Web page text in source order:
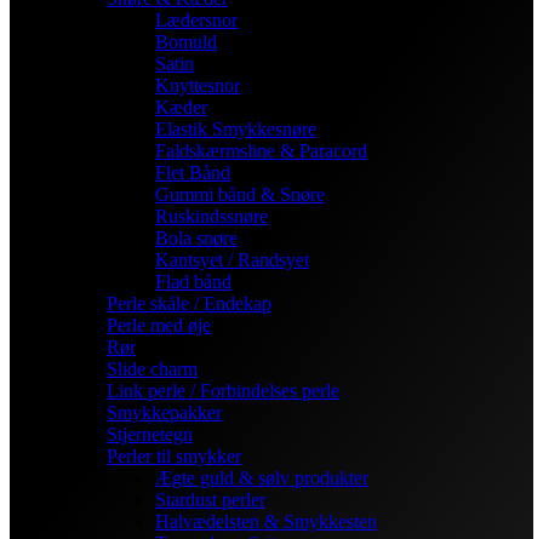
Lædersnor
Bomuld
Satin
Knyttesnor
Kæder
Elastik Smykkesnøre
Faldskærmsline & Paracord
Flet Bånd
Gummi bånd & Snøre
Ruskindssnøre
Bola snøre
Kantsyet / Randsyet
Flad bånd
Perle skåle / Endekap
Perle med øje
Rør
Slide charm
Link perle / Forbindelses perle
Smykkepakker
Stjernetegn
Perler til smykker
Ægte guld & sølv produkter
Stardust perler
Halvædelsten & Smykkesten